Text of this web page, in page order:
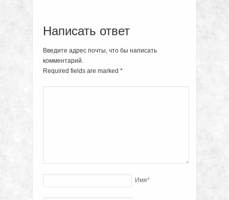
Написать ответ
Введите адрес почты, что бы написать
комментарий.
Required fields are marked *
Имя*